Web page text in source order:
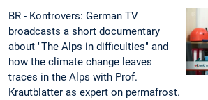
BR - Kontrovers: German TV
broadcasts a short documentary
about "The Alps in difficulties" and
how the climate change leaves
traces in the Alps with Prof.
Krautblatter as expert on permafrost.